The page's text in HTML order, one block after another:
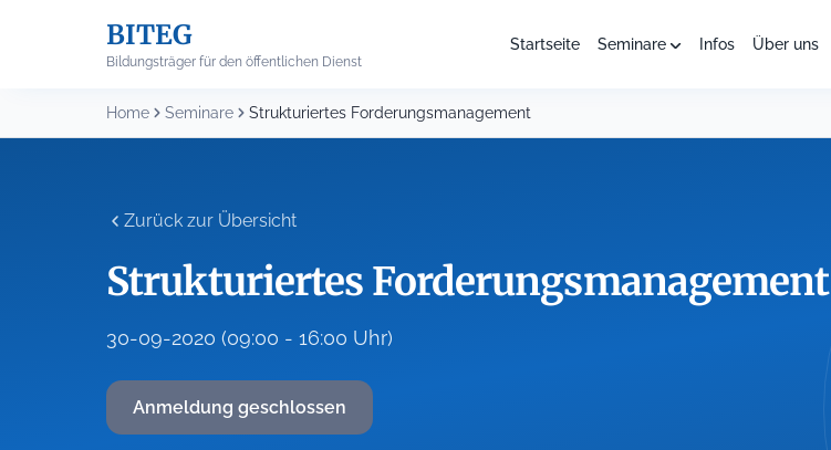
BITEG
Bildungsträger für den öffentlichen Dienst
Startseite Seminare Infos Über uns
Home Seminare Strukturiertes Forderungsmanagement
Zurück zur Übersicht
Strukturiertes Forderungsmanagement
30-09-2020 (09:00 - 16:00 Uhr)
Anmeldung geschlossen